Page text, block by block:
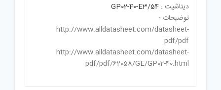
دیتاشیت : GP02-40-E3/54
توضیحات :
http://www.alldatasheet.com/datasheet-
pdf/pdf
http://www.alldatasheet.com/datasheet-
pdf/pdf/62058/GE/GP02-40.html